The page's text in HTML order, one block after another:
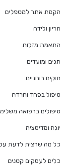
הקמת אתר למטפלים
הריון ולידה
התאמת מזלות
חגים ומועדים
חוקים רוחניים
טיפול בפחד וחרדה
טיפולים ברפואה
יוגה ומדיטציה
כל מה שרצית לדעת
כלים לעסקים קטנים